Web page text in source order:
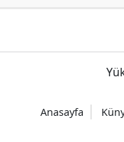
Anasayfa